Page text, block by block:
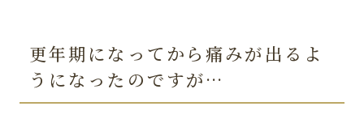
更年期になってから痛みが出るよ
うになったのですが…